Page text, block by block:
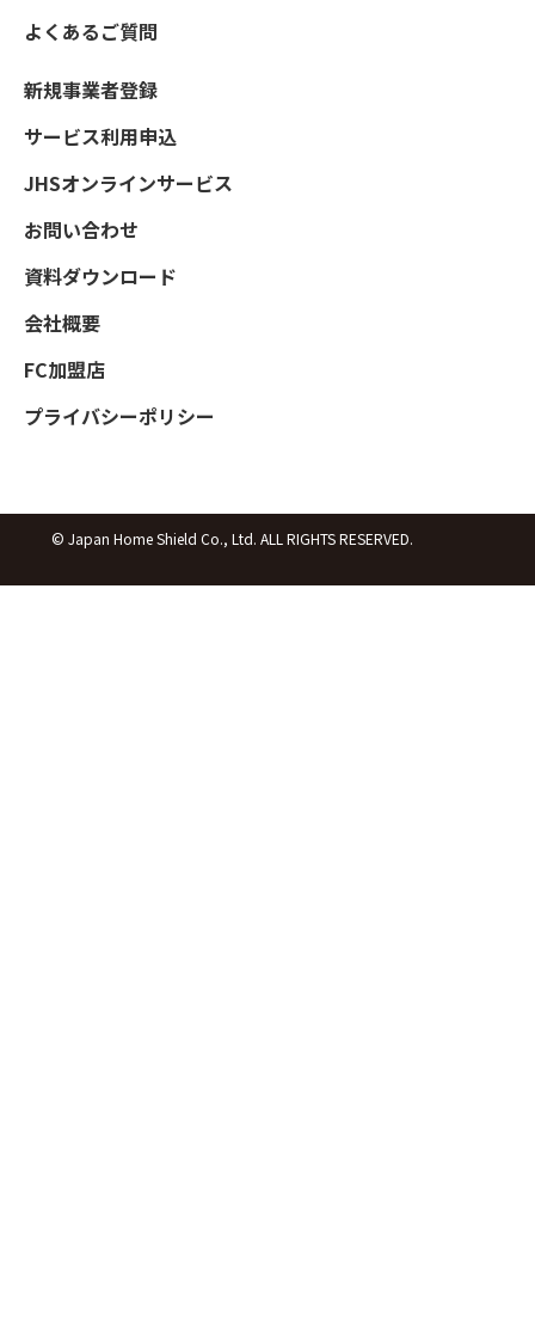
よくあるご質問
新規事業者登録
サービス利用申込
JHSオンラインサービス
お問い合わせ
資料ダウンロード
会社概要
FC加盟店
プライバシーポリシー
© Japan Home Shield Co., Ltd. ALL RIGHTS RESERVED.